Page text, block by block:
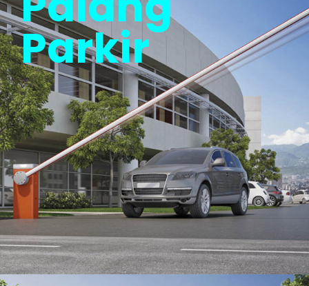
Parkir